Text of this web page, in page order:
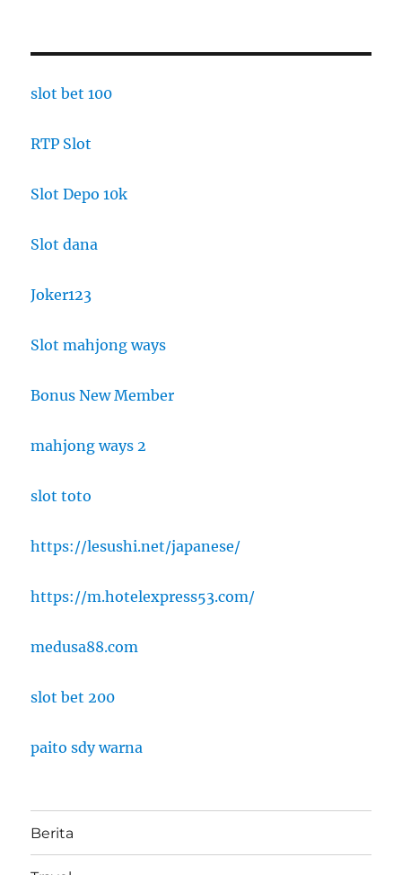
slot bet 100
RTP Slot
Slot Depo 10k
Slot dana
Joker123
Slot mahjong ways
Bonus New Member
mahjong ways 2
slot toto
https://lesushi.net/japanese/
https://m.hotelexpress53.com/
medusa88.com
slot bet 200
paito sdy warna
Berita